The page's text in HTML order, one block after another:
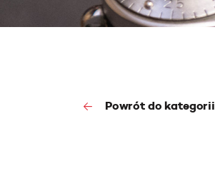
Powrót do kategorii